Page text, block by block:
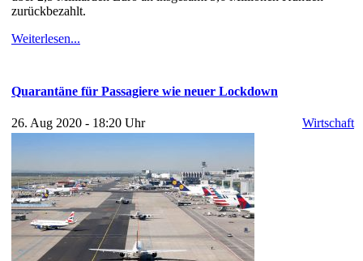
zurückbezahlt.
Weiterlesen...
Quarantäne für Passagiere wie neuer Lockdown
26. Aug 2020 - 18:20 Uhr Wirtschaft